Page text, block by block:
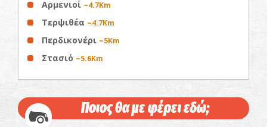
Αρμενιοί ~4.7Km
Τερψιθέα ~4.7Km
Περδικονέρι ~5Km
Στασιό ~5.6Km
Ποιος θα με φέρει εδώ;